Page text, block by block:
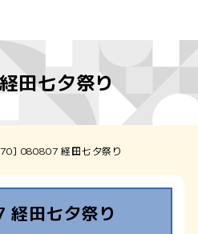
田七夕祭り
080807 経田七夕祭り
田七夕祭り